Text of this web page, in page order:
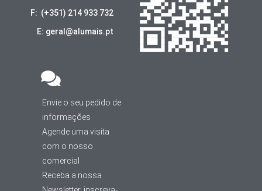
F: (+351) 214 933 732
E: geral@alumais.pt
Envie o seu pedido de
informações
Agende uma visita
com o nosso
comercial
Receba a nossa